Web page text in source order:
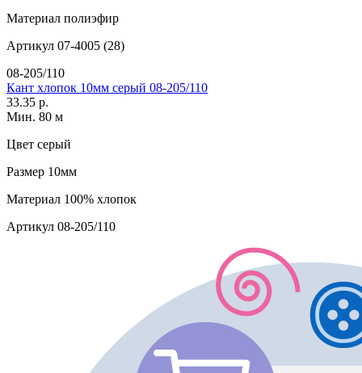
Материал полиэфир
Артикул 07-4005 (28)
08-205/110
Кант хлопок 10мм серый 08-205/110
33.35 р.
Мин. 80 м
Цвет серый
Размер 10мм
Материал 100% хлопок
Артикул 08-205/110